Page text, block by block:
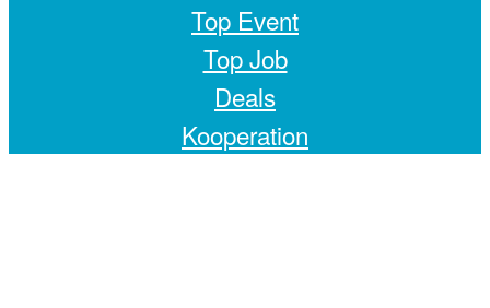
Top Event
Top Job
Deals
Kooperation